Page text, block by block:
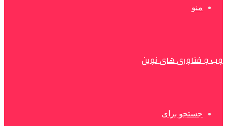
منو
وب و فناوری های نوین
جستجو برای